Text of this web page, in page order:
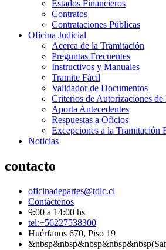
Estados Financieros
Contratos
Contrataciones Públicas
Oficina Judicial
Acerca de la Tramitación
Preguntas Frecuentes
Instructivos y Manuales
Tramite Fácil
Validador de Documentos
Criterios de Autorizaciones de
Aporta Antecedentes
Respuestas a Oficios
Excepciones a la Tramitación
Noticias
contacto
oficinadepartes@tdlc.cl
Contáctenos
9:00 a 14:00 hs
tel:+56227538300
Huérfanos 670, Piso 19